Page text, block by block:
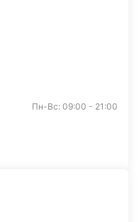
Пн-Вс: 09:00 - 21:00